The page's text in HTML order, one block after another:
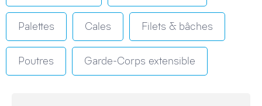
Palettes Cales Filets & bâches
Poutres Garde-Corps extensible